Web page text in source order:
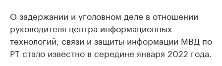
О задержании и уголовном деле в отношении
руководителя центра информационных
технологий, связи и защиты информации МВД по
РТ стало известно в середине января 2022 года.